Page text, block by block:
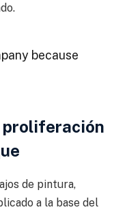
because
proliferación
de pintura,
a la base del